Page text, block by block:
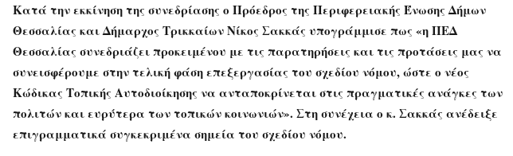
Κατά την εκκίνηση της συνεδρίασης ο Πρόεδρος της Περιφερειακής Ένωσης Δήμων
Θεσσαλίας και Δήμαρχος ΤρικκαίωνΝίκος Σακκάς υπογράμμισε πως «η ΠΕΔ
Θεσσαλίας συνεδριάζει προκειμένου με τις παρατηρήσεις και τις προτάσεις μας να
συνεισφέρουμε στην τελική φάση επεξεργασίας του σχεδίου νόμου, ώστε ο νέος
Κώδικας Τοπικής Αυτοδιοίκησης να ανταποκρίνεται στις πραγματικές ανάγκες των
πολιτών και ευρύτερα των τοπικών κοινωνιών». Στη συνέχεια ο κ. Σακκάς ανέδειξε
επιγραμματικά συγκεκριμένα σημεία του σχεδίου νόμου.